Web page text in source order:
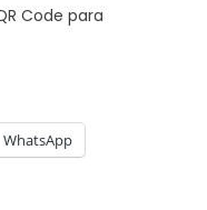
Code para
WhatsApp